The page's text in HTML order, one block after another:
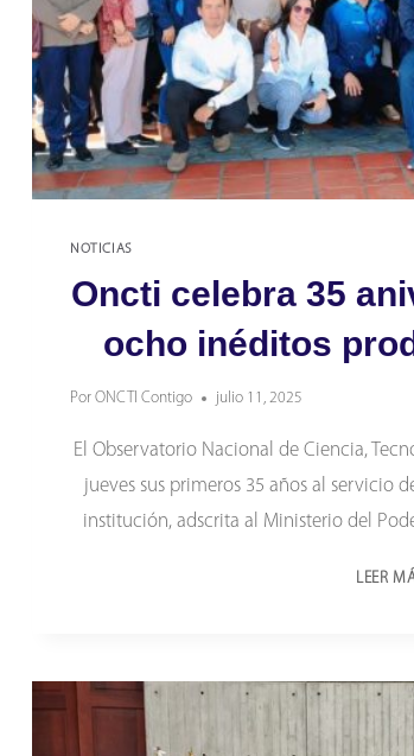
NOTICIAS
Oncti celebra 35
ocho inéditos
Por ONCTI Contigo julio 11, 2025
El Observatorio Nacional de Ciencia,
jueves sus primeros 35 años al servicio
institución, adscrita al Ministerio del
LEER